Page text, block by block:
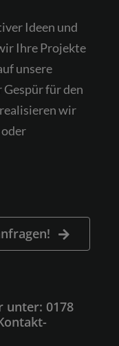
Ideen und
Ihre Projekte
unsere
für den
wir
unter: 0178